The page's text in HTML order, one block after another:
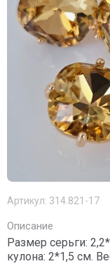
Артикул: 314.821-17
Описание
Размер серьги:
кулона: 2*1,5 см.